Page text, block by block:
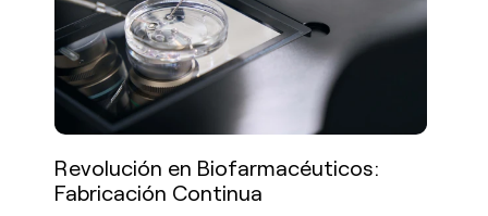
Revolución en Biofarmacéuticos:
Fabricación Continua